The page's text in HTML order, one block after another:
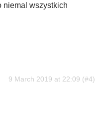
niemal wszystkich
9 March 2019 at 22:09